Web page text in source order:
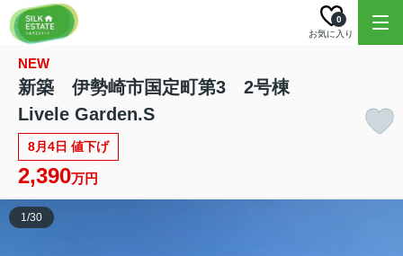
お気に入り
0
NEW
新築 伊勢崎市国定町第3 2号棟
Livele Garden.S
8月4日 値下げ
2,390万円
1/30